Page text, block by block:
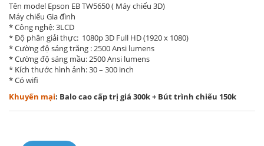
Tên model Epson EB TW5650 ( Máy chiếu 3D)
Máy chiếu Gia đình
* Công nghệ: 3LCD
* Độ phân giải thực: 1080p 3D Full HD (1920 x 1080)
* Cường độ sáng trắng : 2500 Ansi lumens
* Cường độ sáng mầu: 2500 Ansi lumens
* Kích thước hình ảnh: 30 – 300 inch
* Có wifi
Khuyến mại: Balo cao cấp trị giá 300k + Bút trình chiếu 150k